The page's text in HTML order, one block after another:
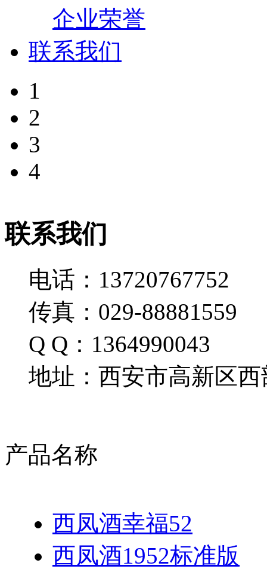
企业荣誉
联系我们
1
2
3
4
联系我们
电话：13720767752
传真：029-88881559
Q Q：1364990043
地址：西安市高新区西
产品名称
西凤酒幸福52
西凤酒1952标准版